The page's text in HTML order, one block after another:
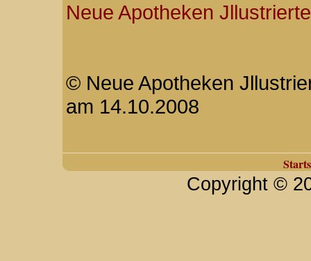
Neue Apotheken Jllustrierte
© Neue Apotheken
am 14.10.2008
Copyright ©